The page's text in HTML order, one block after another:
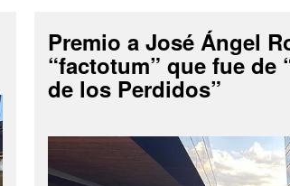
Premio a José Ángel
“factotum” que fue de
de los Perdidos”